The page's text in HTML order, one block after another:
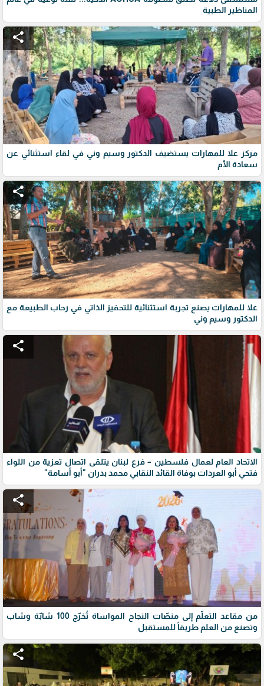
المناظير الطبية
share
مركز علا للمهارات يستضيف الدكتور وسيم وني في لقاء استثنائي عن
سعادة الأم
share
علا للمهارات يصنع تجربة استثنائية للتحفيز الذاتي في رحاب الطبيعة مع
الدكتور وسيم وني
share
الاتحاد العام لعمال فلسطين – فرع لبنان يتلقى اتصال تعزية من اللواء
فتحي أبو العردات بوفاة القائد النقابي محمد بدران "أبو أسامة"
share
من مقاعد التعلّم إلى منصّات النجاح المواساة تُخرّج 100 شابّة وشاب
وتصنع من العلم طريقاً للمستقبل
share